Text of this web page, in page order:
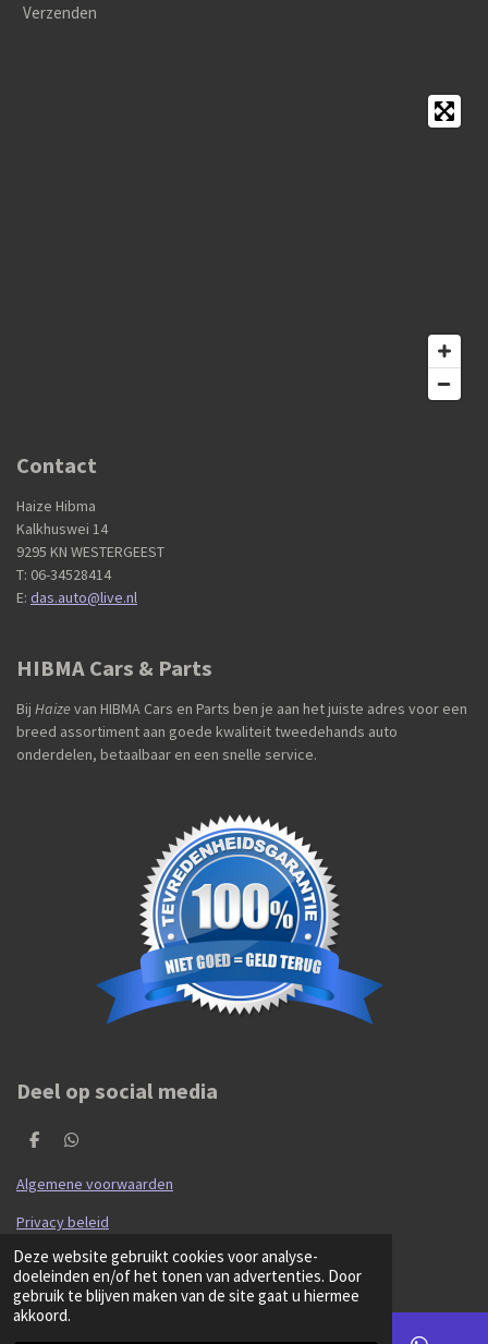
Deze website gebruikt cookies voor analyse-
doeleinden en/of het tonen van advertenties. Door
gebruik te blijven maken van de site gaat u hiermee
akkoord.
Verzenden
Contact
Haize Hibma
Kalkhuswei 14
9295 KN WESTERGEEST
T: 06-34528414
E: das.auto@live.nl
HIBMA Cars & Parts
Bij Haizevan HIBMA Cars en Parts ben je aan het juiste adres voor een
breed assortiment aan goede kwaliteit tweedehands auto
onderdelen, betaalbaar en een snelle service.
Deel op social media
D
l
e
D
l
e
Algemene voorwaarden
Privacy beleid
Powered by JouwWeb